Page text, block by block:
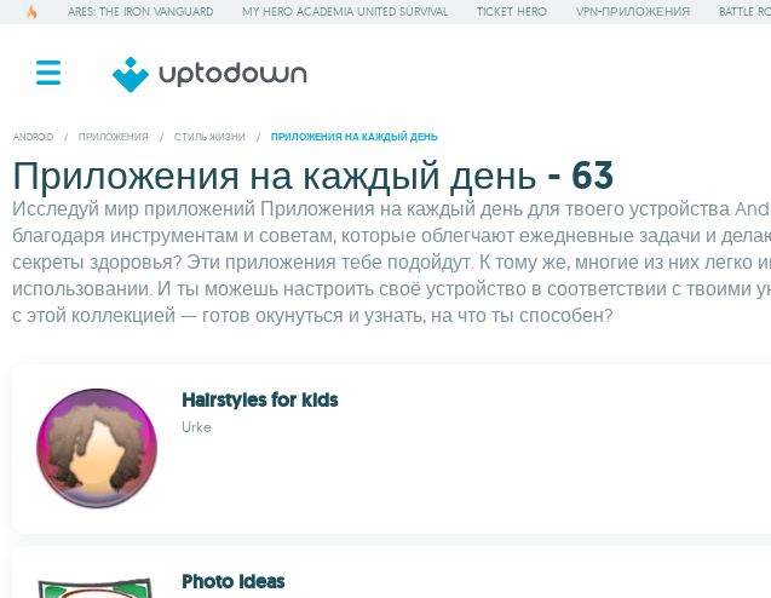
ARES: THE IRON VANGUARD MY HERO ACADEMIA UNITED SURVIVAL TICKET HERO VPN-ПРИЛОЖЕНИЯ BATTLE
ANDROID / ПРИЛОЖЕНИЯ / СТИЛЬ ЖИЗНИ / ПРИЛОЖЕНИЯ НА КАЖДЫЙ ДЕНЬ
Приложения на каждый день - 63
Исследуй мир приложений Приложения на каждый день для твоего устройства
благодаря инструментам и советам, которые облегчают ежедневные задачи и
секреты здоровья? Эти приложения тебе подойдут. К тому же, многие из них
использовании. И ты можешь настроить своё устройство в соответствии с
с этой коллекцией — готов окунуться и узнать, на что ты способен?
Hairstyles for kids
Urke
Photo Ideas